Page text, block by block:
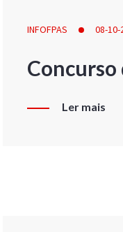
INFOFPAS 08-10-
Ler mais